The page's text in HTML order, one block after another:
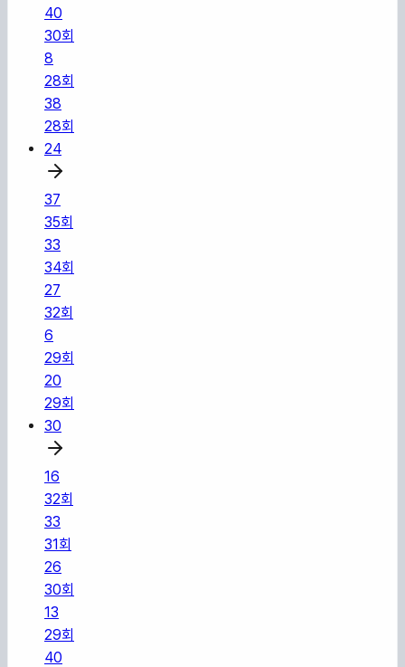
40
30회
8
28회
38
28회
24
37
35회
33
34회
27
32회
6
29회
20
29회
30
16
32회
33
31회
26
30회
13
29회
40